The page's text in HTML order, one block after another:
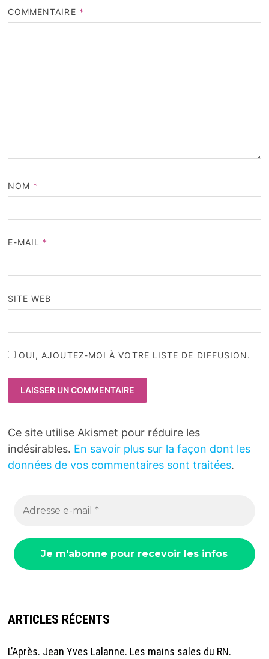
COMMENTAIRE *
NOM *
E-MAIL *
SITE WEB
OUI, AJOUTEZ-MOI À VOTRE LISTE DE DIFFUSION.
Ce site utilise Akismet pour réduire les
indésirables. En savoir plus sur la façon dont les
données de vos commentaires sont traitées.
ARTICLES RÉCENTS
L’Après. Jean Yves Lalanne. Les mains sales du RN.